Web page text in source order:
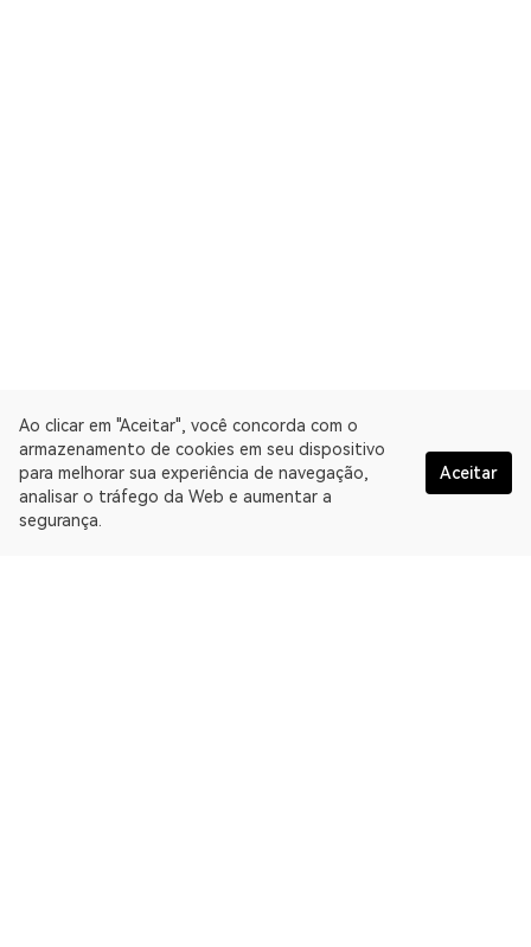
Ao clicar em "Aceitar", você concorda com o
armazenamento de cookies em seu dispositivo
para melhorar sua experiência de navegação,
analisar o tráfego da Web e aumentar a
segurança.
Aceitar